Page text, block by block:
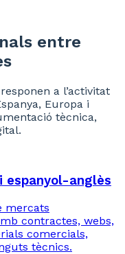
entre
a l’activitat
Europa i
tècnica,
espanyol-anglès
mercats
contractes, webs,
comercials,
tècnics.